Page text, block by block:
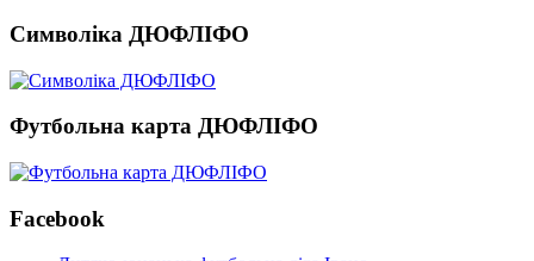
Символіка ДЮФЛІФО
Футбольна карта ДЮФЛІФО
Facebook